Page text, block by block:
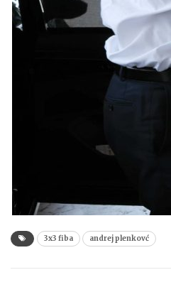
3x3 fiba andrej plenkovć